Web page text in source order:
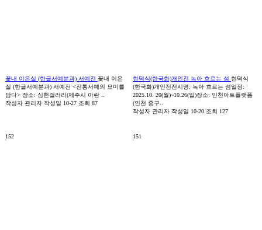
꽃내 이은실 (한글서예분과) 서예전 꽃내 이은
실 (한글서예분과) 서예전 <전통서예의 묘미를
담다> 장소: 심헌갤러리(제주시 아란 ..
작성자 관리자 작성일 10-27 조회 87
현덕식(한국화)개인전 녹아 흐르는 섬 현덕식
(한국화)개인전전시명: 녹아 흐르는 섬일정:
2025.10. 20(월)~10.26(일)장소: 인천아트플랫폼
(인천 중구..
작성자 관리자 작성일 10-20 조회 127
152 151